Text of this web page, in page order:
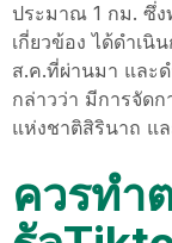
ประมาณ 1 กม. ซึ่ง
เกี่ยวข้อง ได้ดำเ
ส.ค.ที่ผ่านมา และ
กล่าวว่า มีการจัด
แห่งชาติสิรินาถ แ
ควรทำ